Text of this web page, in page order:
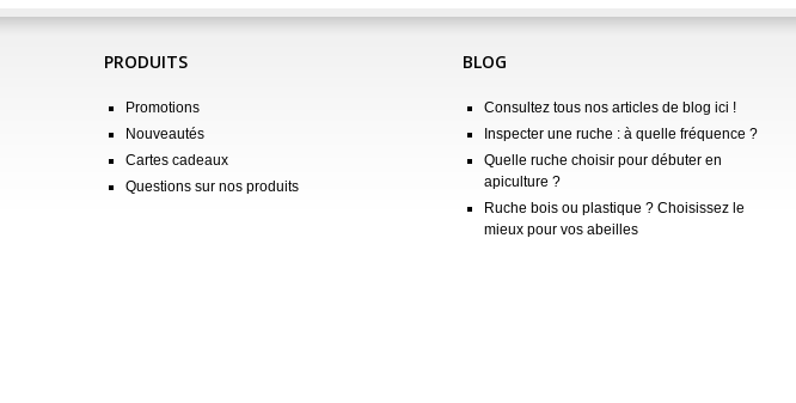
PRODUITS
Promotions
Nouveautés
Cartes cadeaux
Questions sur nos produits
BLOG
Consultez tous nos articles de blog ici !
Inspecter une ruche : à quelle fréquence ?
Quelle ruche choisir pour débuter en
apiculture ?
Ruche bois ou plastique ? Choisissez le
mieux pour vos abeilles